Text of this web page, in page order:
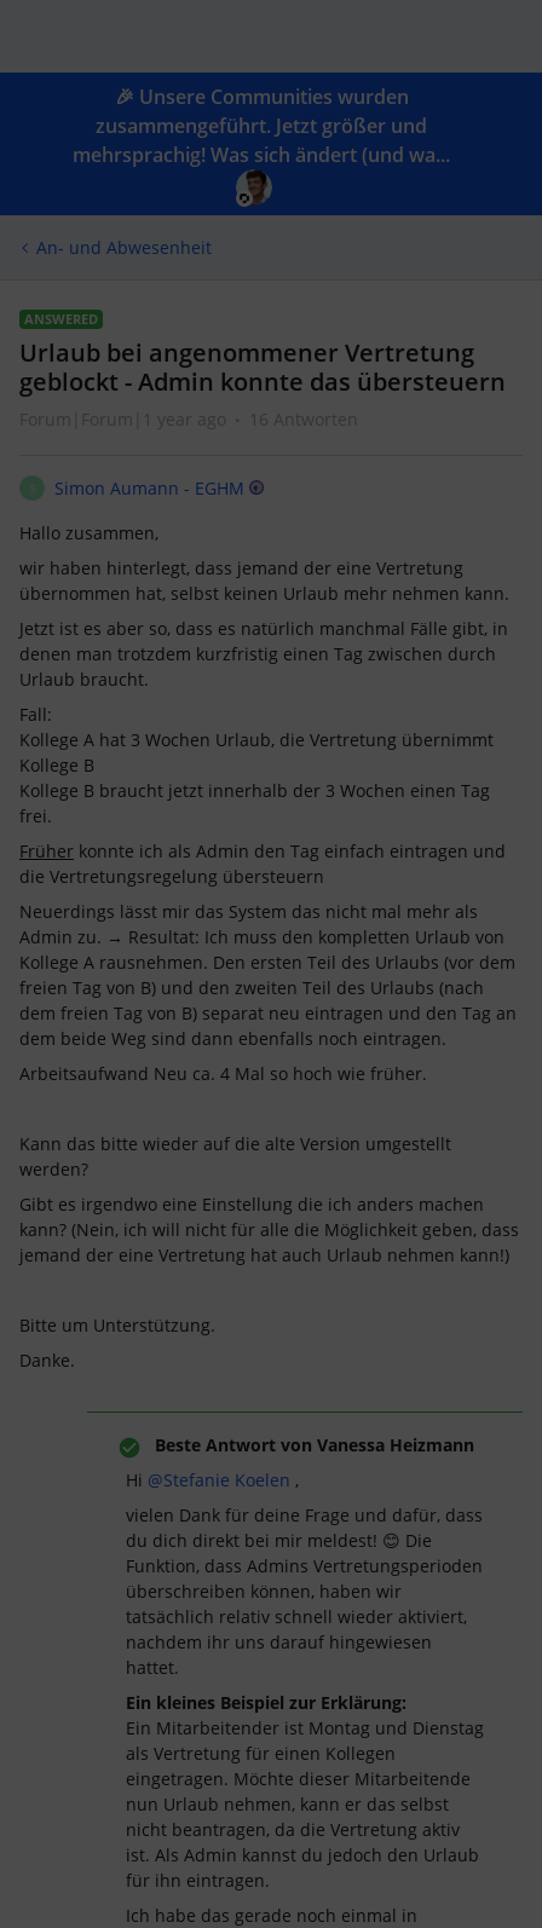
🎉 Unsere Communities wurden
zusammengeführt. Jetzt größer und
mehrsprachig! Was sich ändert (und wa...
An- und Abwesenheit
ANSWERED
Urlaub bei angenommener Vertretung
geblockt - Admin konnte das übersteuern
Forum|Forum|1 year ago 16 Antworten
Simon Aumann - EGHM
Hallo zusammen,
wir haben hinterlegt, dass jemand der eine Vertretung
übernommen hat, selbst keinen Urlaub mehr nehmen kann.
Jetzt ist es aber so, dass es natürlich manchmal Fälle gibt, in
denen man trotzdem kurzfristig einen Tag zwischen durch
Urlaub braucht.
Fall:
Kollege A hat 3 Wochen Urlaub, die Vertretung übernimmt
Kollege B
Kollege B braucht jetzt innerhalb der 3 Wochen einen Tag
frei.
Früher konnte ich als Admin den Tag einfach eintragen und
die Vertretungsregelung übersteuern
Neuerdings lässt mir das System das nicht mal mehr als
Admin zu. → Resultat: Ich muss den kompletten Urlaub von
Kollege A rausnehmen. Den ersten Teil des Urlaubs (vor dem
freien Tag von B) und den zweiten Teil des Urlaubs (nach
dem freien Tag von B) separat neu eintragen und den Tag an
dem beide Weg sind dann ebenfalls noch eintragen.
Arbeitsaufwand Neu ca. 4 Mal so hoch wie früher.
Kann das bitte wieder auf die alte Version umgestellt
werden?
Gibt es irgendwo eine Einstellung die ich anders machen
kann? (Nein, ich will nicht für alle die Möglichkeit geben, dass
jemand der eine Vertretung hat auch Urlaub nehmen kann!)
Bitte um Unterstützung.
Danke.
Beste Antwort von Vanessa Heizmann
Hi ​ @Stefanie Koelen ,
vielen Dank für deine Frage und dafür, dass
du dich direkt bei mir meldest! 😊 Die
Funktion, dass Admins Vertretungsperioden
überschreiben können, haben wir
tatsächlich relativ schnell wieder aktiviert,
nachdem ihr uns darauf hingewiesen
hattet.
Ein kleines Beispiel zur Erklärung:
Ein Mitarbeitender ist Montag und Dienstag
als Vertretung für einen Kollegen
eingetragen. Möchte dieser Mitarbeitende
nun Urlaub nehmen, kann er das selbst
nicht beantragen, da die Vertretung aktiv
ist. Als Admin kannst du jedoch den Urlaub
für ihn eintragen.
Ich habe das gerade noch einmal in